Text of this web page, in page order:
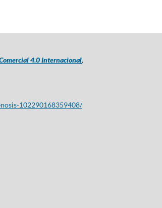
4.0 Internacional.
102290168359408/